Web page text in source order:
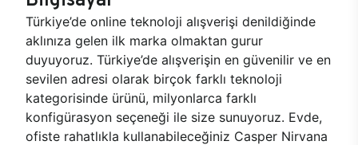
Türkiye’de online teknoloji alışverişi denildiğinde
aklınıza gelen ilk marka olmaktan gurur
duyuyoruz. Türkiye’de alışverişin en güvenilir ve en
sevilen adresi olarak birçok farklı teknoloji
kategorisinde ürünü, milyonlarca farklı
konfigürasyon seçeneği ile size sunuyoruz. Evde,
ofiste rahatlıkla kullanabileceğiniz Casper Nirvana